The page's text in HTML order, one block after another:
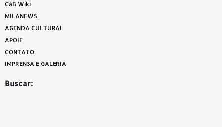
CàB Wiki
MILANEWS
AGENDA CULTURAL
APOIE
CONTATO
IMPRENSA E GALERIA
Buscar: